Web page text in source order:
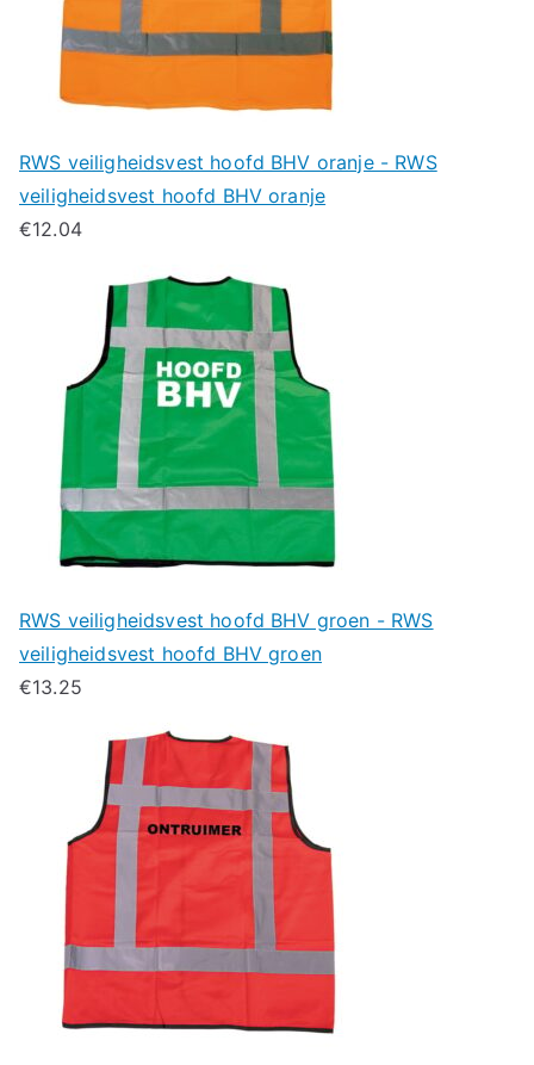
RWS veiligheidsvest hoofd BHV oranje - RWS
veiligheidsvest hoofd BHV oranje
€12.04
RWS veiligheidsvest hoofd BHV groen - RWS
veiligheidsvest hoofd BHV groen
€13.25